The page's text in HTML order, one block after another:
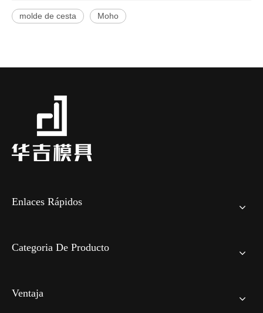
molde de cesta Moho
Enlaces Rápidos
Categoria De Producto
Ventaja